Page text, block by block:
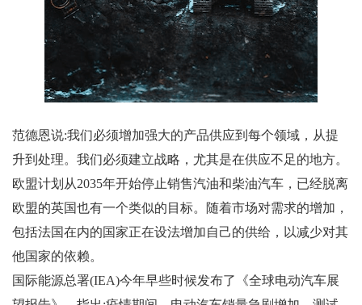
范德恩说:我们必须增加强大的产品供应到每个领域，从提
升到处理。我们必须建立战略，尤其是在供应不足的地方。
欧盟计划从2035年开始停止销售汽油和柴油汽车，已经脱离
欧盟的英国也有一个类似的目标。随着市场对需求的增加，
包括法国在内的国家正在设法增加自己的供给，以减少对其
他国家的依赖。
国际能源总署(IEA)今年早些时候发布了《全球电动汽车展